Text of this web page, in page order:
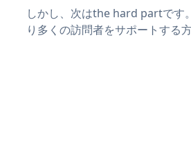
しかし、次はthe hard partで
り多くの訪問者をサポートする